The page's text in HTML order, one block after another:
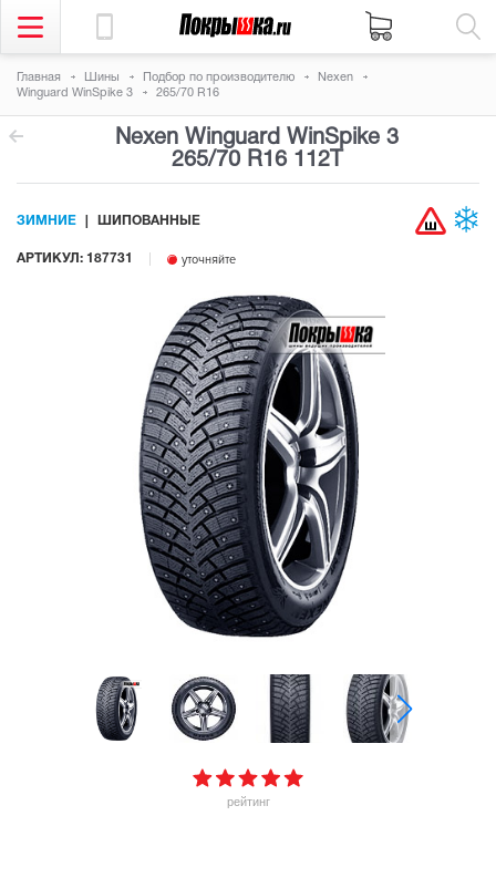
Главная Шины Подбор по производителю
Nexen
Winguard WinSpike 3
265/70 R16
Nexen Winguard WinSpike 3
265/70 R16 112T
рейтинг
АРТИКУЛ: 187731 уточняйте
ЗИМНИЕ ШИПОВАННЫЕ